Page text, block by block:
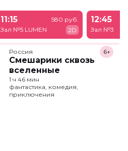
11:15
Зал №5 LUMEN
580 руб.
2D
12:45
Зал №3
Россия
Смешарики сквозь
вселенные
6+
1 ч 46 мин
фантастика, комедия,
приключения